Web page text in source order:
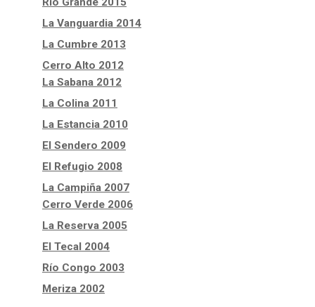
La Vanguardia 2014
La Cumbre 2013
Cerro Alto 2012
La Sabana 2012
La Colina 2011
La Estancia 2010
El Sendero 2009
El Refugio 2008
La Campiña 2007
Cerro Verde 2006
La Reserva 2005
El Tecal 2004
Río Congo 2003
Meriza 2002